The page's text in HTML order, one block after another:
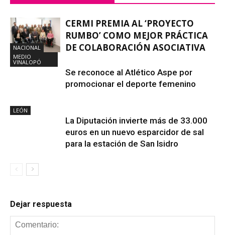
NACIONAL
CERMI PREMIA AL ‘PROYECTO
RUMBO’ COMO MEJOR PRÁCTICA
DE COLABORACIÓN ASOCIATIVA
MEDIO
VINALOPÓ
Se reconoce al Atlético Aspe por
promocionar el deporte femenino
LEÓN
La Diputación invierte más de 33.000
euros en un nuevo esparcidor de sal
para la estación de San Isidro
Dejar respuesta